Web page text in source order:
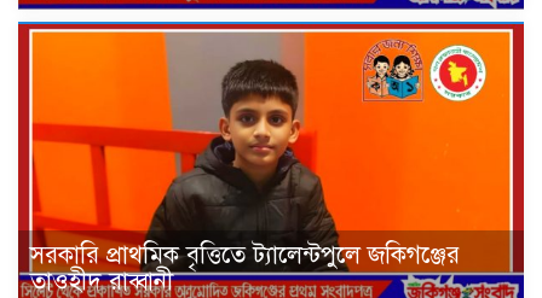
সরকারি প্রাথমিক বৃত্তিতে ট্যালেন্টপুলে জকিগঞ্জের
তাওহীদ রাব্বানী